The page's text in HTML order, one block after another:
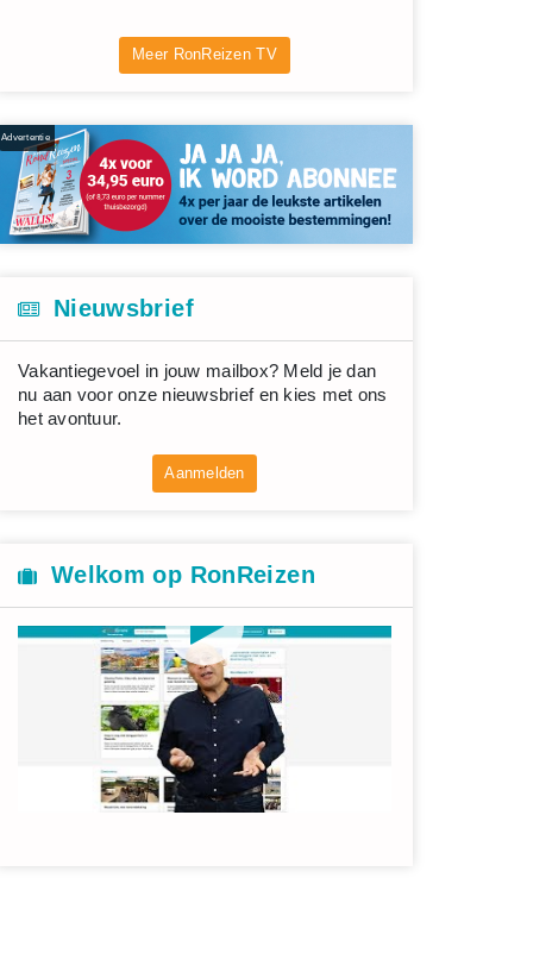
Meer RonReizen TV
Advertentie
Nieuwsbrief
Vakantiegevoel in jouw mailbox? Meld je dan
nu aan voor onze nieuwsbrief en kies met ons
het avontuur.
Aanmelden
Welkom op RonReizen